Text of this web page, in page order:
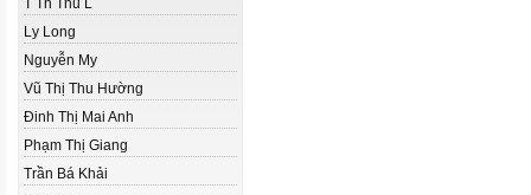
T Th Thu L
Ly Long
Nguyễn My
Vũ Thị Thu Hường
Đinh Thị Mai Anh
Phạm Thị Giang
Trần Bá Khải